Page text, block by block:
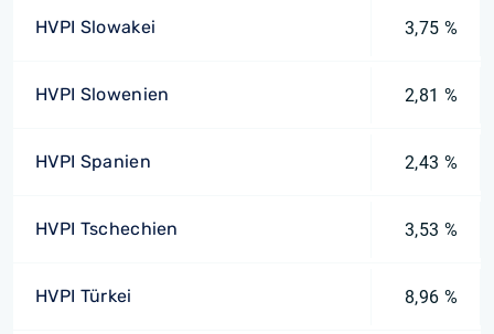
HVPI Slowakei 3,75 %
HVPI Slowenien 2,81 %
HVPI Spanien 2,43 %
HVPI Tschechien 3,53 %
HVPI Türkei 8,96 %